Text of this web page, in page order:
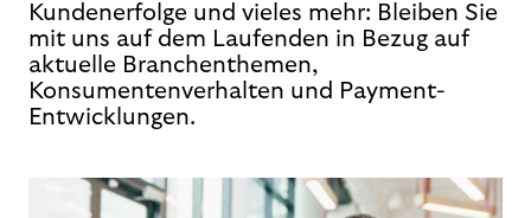
Kundenerfolge und vieles mehr: Bleiben Sie
mit uns auf dem Laufenden in Bezug auf
aktuelle Branchenthemen,
Konsumentenverhalten und Payment-
Entwicklungen.